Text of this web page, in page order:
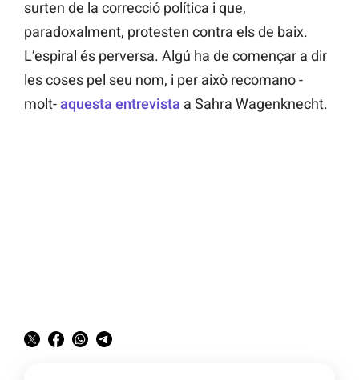
surten de la correcció política i que,
paradoxalment, protesten contra els de baix.
L’espiral és perversa. Algú ha de començar a dir
les coses pel seu nom, i per això recomano -
molt-aquesta entrevista a Sahra Wagenknecht.